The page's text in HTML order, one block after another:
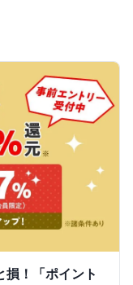
損！「ポイント